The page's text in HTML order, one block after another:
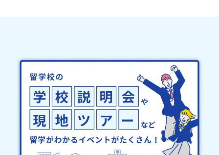
す。ご了承ください。プログラム開催日の前日＜8月3日＞から、
【キャンセルのご連絡日：お支払いいただく旅行代金】・21日目に
あたる日以前：無料・20日目-8日目：20％・7日目-2日目：30％・
プログラム開始日の前日：40％・プログラム開始日当日：50％・ご
連絡無しでの不参加またはプログラム開始後の解除：100％・催行中
止について天候などの状況等によって開催を見合わせる可能性があ
ります。その場合は原則、開催日1週間前までにご連絡いたします。
又、最少催行人数に達しなかった場合は、開催日3週間前までに催行
中止の旨をメールにてご連絡いたします。・よくあるご質問その
他、よくあるご質問についてはこちらをご確認ください。運営団体
について＜プログラム主催：一般財団法人地域・教育魅力化プラッ